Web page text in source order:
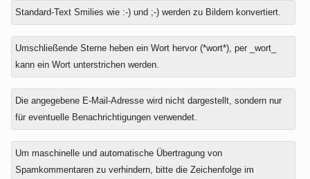
Antwort
zu
Standard-Text Smilies wie :-) und ;-) werden zu Bildern konvertiert.
Umschließende Sterne heben ein Wort hervor (*wort*), per _wort_
kann ein Wort unterstrichen werden.
Die angegebene E-Mail-Adresse wird nicht dargestellt, sondern nur
für eventuelle Benachrichtigungen verwendet.
Um maschinelle und automatische Übertragung von
Spamkommentaren zu verhindern, bitte die Zeichenfolge im